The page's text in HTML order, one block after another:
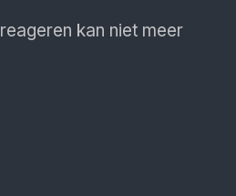
reageren kan niet meer